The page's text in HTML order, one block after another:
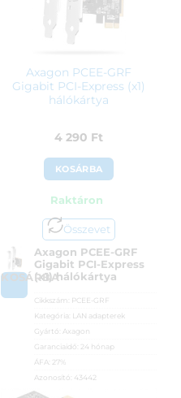
Axagon PCEE-GRF
Gigabit PCI-Express (x1)
hálókártya
4 290 Ft
KOSÁRBA
Raktáron
Összevet
KOSÁRBA
Axagon PCEE-GRF
Gigabit PCI-Express
(x1) hálókártya
Cikkszám: PCEE-GRF
Kategória: LAN adapterek
Gyártó: Axagon
Garanciaidő:
24 hónap
ÁFA:
27%
Azonosító: 43442